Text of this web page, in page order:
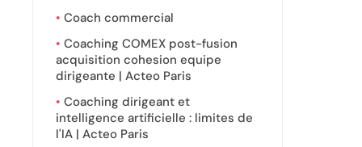
Coach commercial
Coaching COMEX post-fusion
acquisition cohesion equipe
dirigeante | Acteo Paris
Coaching dirigeant et
intelligence artificielle : limites de
l'IA | Acteo Paris